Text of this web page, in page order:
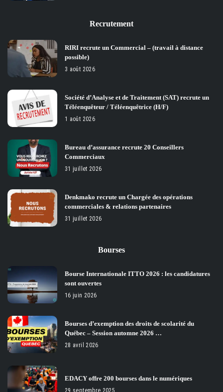
Recrutement
RIRI recrute un Commercial – (travail à distance
possible)
3 août 2026
Société d’Analyse et de Traitement (SAT) recrute un
Téléenquêteur / Téléenquêtrice (H/F)
1 août 2026
Bureau d’assurance recrute 20 Conseillers
Commerciaux
31 juillet 2026
Denkmako recrute un Chargée des opérations
commerciales & relations partenaires
31 juillet 2026
Bourses
Bourse Internationale ITTO 2026 : les candidatures
sont ouvertes
16 juin 2026
Bourses d’exemption des droits de scolarité du
Québec – Session automne 2026 …
28 avril 2026
EDACY offre 200 bourses dans le numériques
29 septembre 2025